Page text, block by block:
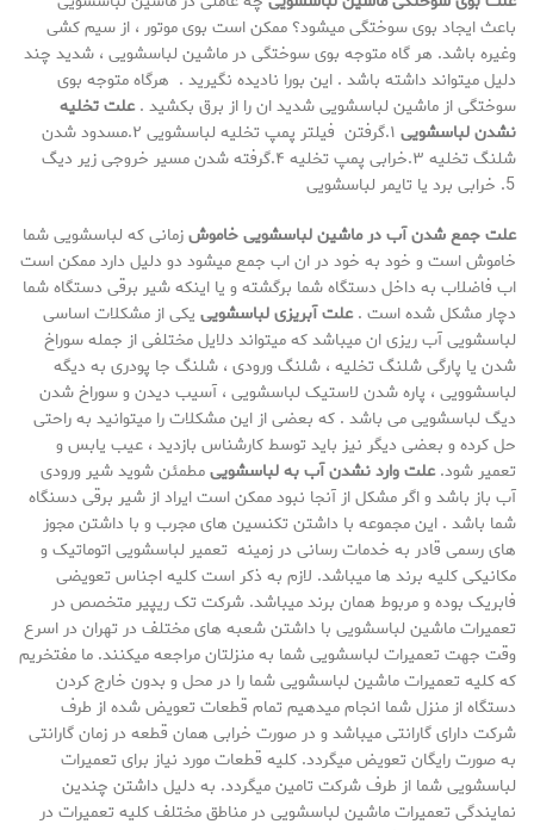
باعث ایجاد بوی سوختگی میشود؟ ممکن است بوی موتور ، از سیم کشی
وغیره باشد. هر گاه متوجه بوی سوختگی در ماشین لباسشویی ، شدید چند
دلیل میتواند داشته باشد . این بورا نادیده نگیرید . هرگاه متوجه بوی
سوختگی از ماشین لباسشویی شدید ان را از برق بکشید .علت تخلیه
نشدن لباسشویی
۱.گرفتن فیلتر پمپ تخلیه لباسشویی ۲.مسدود شدن
شلنگ تخلیه ۳.خرابی پمپ تخلیه ۴.گرفته شدن مسیر خروجی زیر دیگ
خرابی برد یا تایمر لباسشویی
علت جمع شدن آب در ماشین لباسشویی خاموشزمانی که لباسشویی شما
خاموش است و خود به خود در ان اب جمع میشود دو دلیل دارد ممکن است
اب فاضلاب به داخل دستگاه شما برگشته و یا اینکه شیر برقی دستگاه شما
دچار مشکل شده است .علت آبریزی لباسشویی یکی از مشکلات اساسی
لباسشویی آب ریزی ان میباشد که میتواند دلایل مختلفی از جمله سوراخ
شدن یا پارگی شلنگ تخلیه ، شلنگ ورودی ، شلنگ جا پودری به دیگه
لباسشوویی ، پاره شدن لاستیک لباسشویی ، آسیب دیدن و سوراخ شدن
دیگ لباسشویی می باشد . که بعضی از این مشکلات را میتوانید به راحتی
حل کرده و بعضی دیگر نیز باید توسط کارشناس بازدید ، عیب یابس و
تعمیر شود.علت وارد نشدن آب به لباسشوییمطمئن شوید شیر ورودی
آب باز باشد و اگر مشکل از آنجا نبود ممکن است ایراد از شیر برقی دسنگاه
شما باشد . این مجموعه با داشتن تکنسین های مجرب و با داشتن مجوز
های رسمی قادر به خدمات رسانی در زمینه تعمیر لباسشویی اتوماتیک و
مکانیکی کلیه برند ها میباشد. لازم به ذکر است کلیه اجناس تعویضی
فابریک بوده و مربوط همان برند میباشد. شرکت تک ریپیر متخصص در
تعمیرات ماشین لباسشویی با داشتن شعبه های مختلف در تهران در اسرع
وقت جهت تعمیرات لباسشویی شما به منزلتان مراجعه میکنند. ما مفتخریم
که کلیه تعمیرات ماشین لباسشویی شما را در محل و بدون خارج کردن
دستگاه از منزل شما انجام میدهیم تمام قطعات تعویض شده از طرف
شرکت دارای گارانتی میباشد و در صورت خرابی همان قطعه در زمان گارانتی
به صورت رایگان تعویض میگردد. کلیه قطعات مورد نیاز برای تعمیرات
لباسشویی شما از طرف شرکت تامین میگردد. به دلیل داشتن چندین
نمایندگی تعمیرات ماشین لباسشویی در مناطق مختلف کلیه تعمیرات در